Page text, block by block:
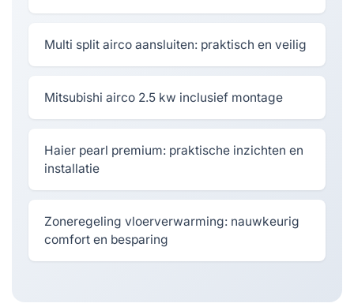
Multi split airco aansluiten: praktisch en veilig
Mitsubishi airco 2.5 kw inclusief montage
Haier pearl premium: praktische inzichten en
installatie
Zoneregeling vloerverwarming: nauwkeurig
comfort en besparing